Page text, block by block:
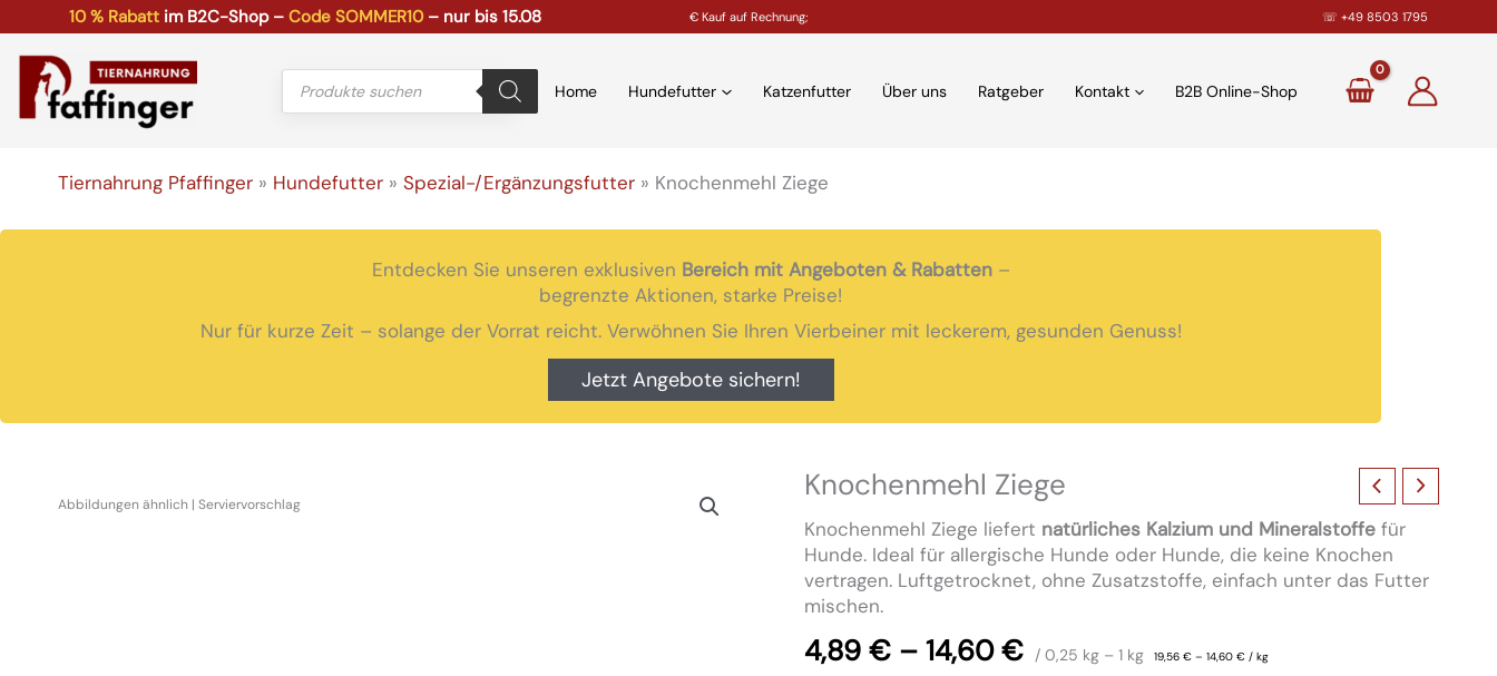
Inhalt
springen
10 % Rabatt im B2C-Shop – Code SOMMER10– nur bis 15.08 € Kauf auf Rechnung; ☏ +49 8503 1795
Products
search
Home Hundefutter Katzenfutter Über uns Ratgeber Kontakt B2B Online-Shop
Tiernahrung Pfaffinger » Hundefutter » Spezial-/Ergänzungsfutter » Knochenmehl Ziege
Entdecken Sie unseren exklusiven Bereich mit Angeboten & Rabatten–
begrenzte Aktionen, starke Preise!
Nur für kurze Zeit – solange der Vorrat reicht. Verwöhnen Sie Ihren Vierbeiner mit leckerem, gesunden Genuss!
Jetzt Angebote sichern!
Knochenmehl Ziege
Knochenmehl Ziege liefert natürliches Kalzium und Mineralstoffefür
Hunde. Ideal für allergische Hunde oder Hunde, die keine Knochen
vertragen. Luftgetrocknet, ohne Zusatzstoffe, einfach unter das Futter
mischen.
4,89 €– 14,60€ / 0,25 kg– 1 kg 19,56 € – 14,60 € / kg
Knochenmehl
Menge